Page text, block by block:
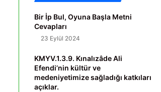
Bir İp Bul, Oyuna Başla Metni
Cevapları
23 Eylül 2024
KMYV.1.3.9. Kınalızâde Ali
Efendi’nin kültür ve
medeniyetimize sağladığı katkıları
açıklar.